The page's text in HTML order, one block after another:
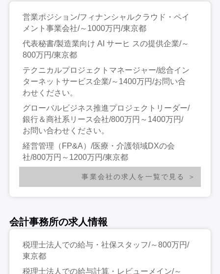
営業ポジション/フィナンシャルクラウド・ペイ
メント事業会社/～1000万円/東京都
代表秘書/製造業向け AI サーヒ スの提供企業/～
800万円/東京都
テクニカルプロジェクトマネージャー/総合イン
ターネットサービス企業/～1400万円/お問い合
わせください。
グローバルビジネス推進プロジェクトリーダー/
銀行＆商社系リース会社/800万円～1400万円/
お問い合わせください。
経営管理（FP&A）/医療・介護領域DXの会
社/800万円～1200万円/東京都
事業会社の求人を一覧で見る
会計事務所の求人情報
税理士法人での給与・社保スタッフ/～800万円/
東京都
税理士法人での給与計算・レビューメイン/～